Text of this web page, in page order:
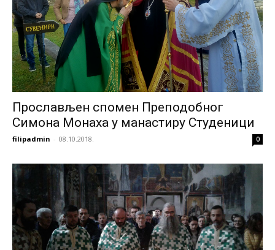
Прослављен спомен Преподобног
Симона Монаха у манастиру Студеници
filipadmin - 08.10.2018. 0